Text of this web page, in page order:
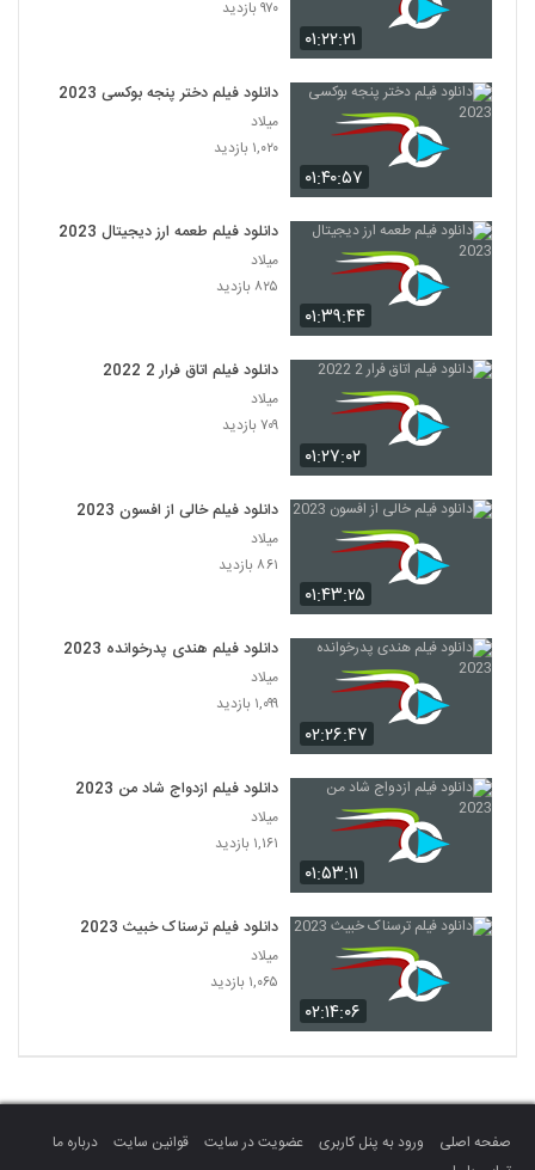
۰۱:۲۲:۲۱
۹۷۰ بازدید
۰۱:۴۰:۵۷
دانلود فیلم دختر پنجه بوکسی 2023
میلاد
۱,۰۲۰ بازدید
۰۱:۳۹:۴۴
دانلود فیلم طعمه ارز دیجیتال 2023
میلاد
۸۲۵ بازدید
۰۱:۲۷:۰۲
دانلود فیلم اتاق فرار 2 2022
میلاد
۷۰۹ بازدید
۰۱:۴۳:۲۵
دانلود فیلم خالی از افسون 2023
میلاد
۸۶۱ بازدید
۰۲:۲۶:۴۷
دانلود فیلم هندی پدرخوانده 2023
میلاد
۱,۰۹۹ بازدید
۰۱:۵۳:۱۱
دانلود فیلم ازدواج شاد من 2023
میلاد
۱,۱۶۱ بازدید
۰۲:۱۴:۰۶
دانلود فیلم ترسناک خبیث 2023
میلاد
۱,۰۶۵ بازدید
صفحه اصلی ورود به پنل کاربری عضویت در سایت قوانین سایت
درباره ما